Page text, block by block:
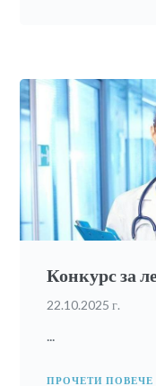
Конкурс за
22.10.2025 г.
ПРОЧЕТИ ПОВЕЧЕ